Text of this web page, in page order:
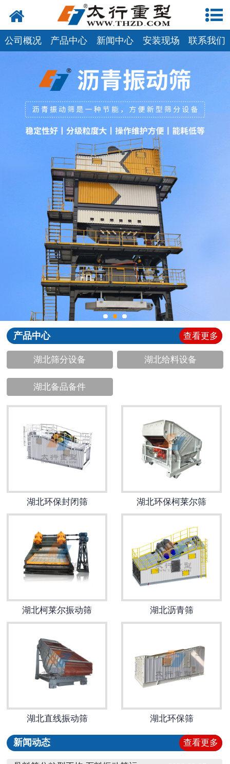
网站首页
关于我们
工程案例
新闻资讯
联系我们
公司概况 产品中心 新闻中心 安装现场 联系我们
产品中心 查看更多
湖北筛分设备 湖北给料设备
湖北备品备件
湖北环保封闭筛 湖北环保柯莱尔筛
湖北柯莱尔振动筛 湖北沥青筛
湖北直线振动筛 湖北环保筛
新闻动态 查看更多